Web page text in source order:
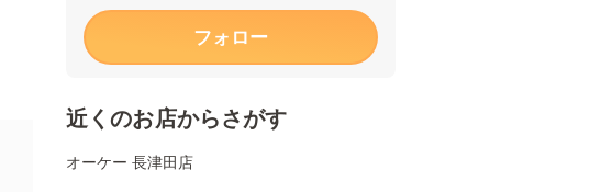
フォロー
近くのお店からさがす
オーケー 長津田店